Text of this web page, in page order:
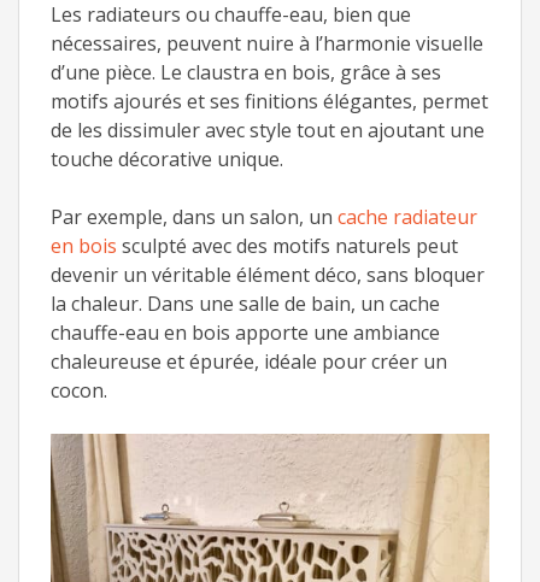
Les radiateurs ou chauffe-eau, bien que
nécessaires, peuvent nuire à l’harmonie visuelle
d’une pièce. Le claustra en bois, grâce à ses
motifs ajourés et ses finitions élégantes, permet
de les dissimuler avec style tout en ajoutant une
touche décorative unique.
Par exemple, dans un salon, un cache radiateur
en bois sculpté avec des motifs naturels peut
devenir un véritable élément déco, sans bloquer
la chaleur. Dans une salle de bain, un cache
chauffe-eau en bois apporte une ambiance
chaleureuse et épurée, idéale pour créer un
cocon.